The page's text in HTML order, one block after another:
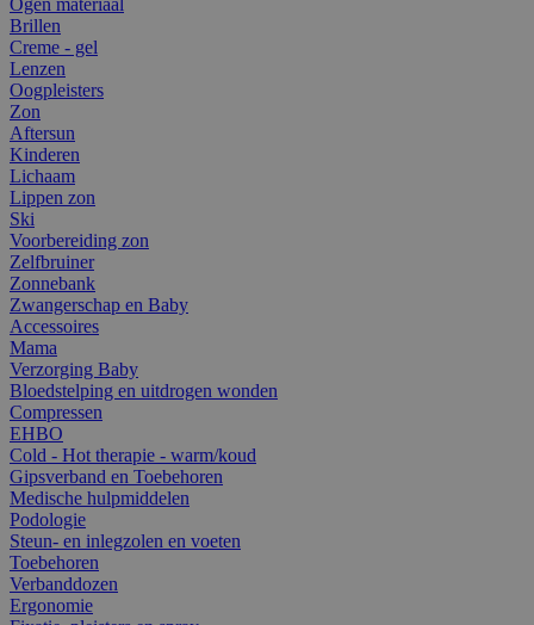
Brillen
Creme - gel
Lenzen
Oogpleisters
Zon
Aftersun
Kinderen
Lichaam
Lippen zon
Ski
Voorbereiding zon
Zelfbruiner
Zonnebank
Zwangerschap en Baby
Accessoires
Mama
Verzorging Baby
Bloedstelping en uitdrogen wonden
Compressen
EHBO
Cold - Hot therapie - warm/koud
Gipsverband en Toebehoren
Medische hulpmiddelen
Podologie
Steun- en inlegzolen en voeten
Toebehoren
Verbanddozen
Ergonomie